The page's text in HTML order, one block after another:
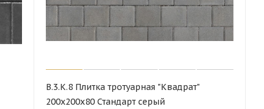
В.3.К.8 Плитка тротуарная "Квадрат"
200х200х80 Стандарт серый